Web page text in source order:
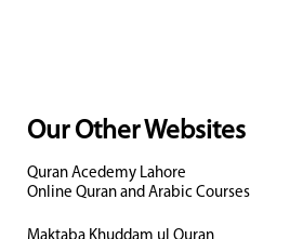
Our Other Websites
Quran Acedemy Lahore
Online Quran and Arabic Courses